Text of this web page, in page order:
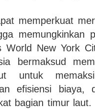
memperkuat
memungkinkan
World New York
bermaksud
untuk
efisiensi biaya,
bagian timur